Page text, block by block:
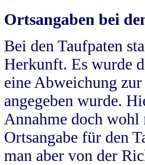
Ortsangaben bei
Bei den Taufpaten
Herkunft. Es wurde
eine Abweichung
angegeben wurde.
Annahme doch
Ortsangabe für den
man aber von der